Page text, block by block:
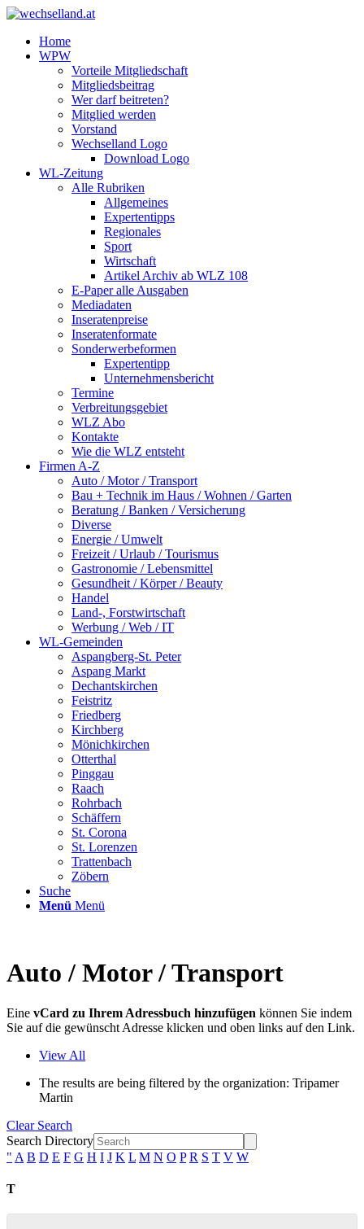
Home
WPW
Vorteile Mitgliedschaft
Mitgliedsbeitrag
Wer darf beitreten?
Mitglied werden
Vorstand
Wechselland Logo
Download Logo
WL-Zeitung
Alle Rubriken
Allgemeines
Expertentipps
Regionales
Sport
Wirtschaft
Artikel Archiv ab WLZ 108
E-Paper alle Ausgaben
Mediadaten
Inseratenpreise
Inseratenformate
Sonderwerbeformen
Expertentipp
Unternehmensbericht
Termine
Verbreitungsgebiet
WLZ Abo
Kontakte
Wie die WLZ entsteht
Firmen A-Z
Auto / Motor / Transport
Bau + Technik im Haus / Wohnen / Garten
Beratung / Banken / Versicherung
Diverse
Energie / Umwelt
Freizeit / Urlaub / Tourismus
Gastronomie / Lebensmittel
Gesundheit / Körper / Beauty
Handel
Land-, Forstwirtschaft
Werbung / Web / IT
WL-Gemeinden
Aspangberg-St. Peter
Aspang Markt
Dechantskirchen
Feistritz
Friedberg
Kirchberg
Mönichkirchen
Otterthal
Pinggau
Raach
Rohrbach
Schäffern
St. Corona
St. Lorenzen
Trattenbach
Zöbern
Suche
Menü Menü
Auto / Motor / Transport
Eine vCard zu Ihrem Adressbuch hinzufügen können Sie indem
Sie auf die gewünscht Adresse klicken und oben links auf den Link.
View All
The results are being filtered by the organization: Tripamer
Martin
Clear Search
Search Directory
" A B D E F G H I J K L M N O P R S T V W
T